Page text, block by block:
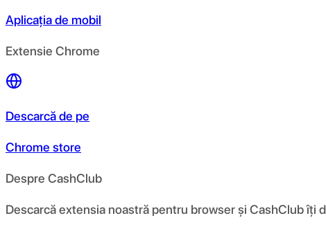
Aplicația de mobil
Extensie Chrome
Descarcă de pe
Chrome store
Despre CashClub
Descarcă extensia noastră pentru browser și CashClub îți